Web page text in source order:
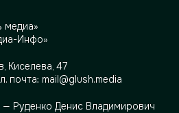
медиа»
Инфо»
Киселева, 47
почта: mail@glush.media
— Руденко Денис Владимирович